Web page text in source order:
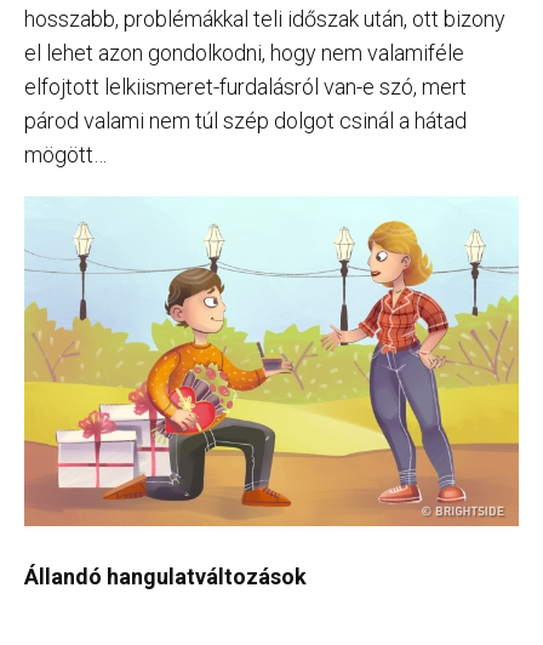
hosszabb, problémákkal teli időszak után, ott bizony
el lehet azon gondolkodni, hogy nem valamiféle
elfojtott lelkiismeret-furdalásról van-e szó, mert
párod valami nem túl szép dolgot csinál a hátad
mögött…
Állandó hangulatváltozások